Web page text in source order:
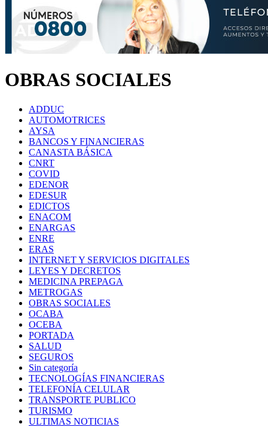
OBRAS SOCIALES
ADDUC
AUTOMOTRICES
AYSA
BANCOS Y FINANCIERAS
CANASTA BÁSICA
CNRT
COVID
EDENOR
EDESUR
EDICTOS
ENACOM
ENARGAS
ENRE
ERAS
INTERNET Y SERVICIOS DIGITALES
LEYES Y DECRETOS
MEDICINA PREPAGA
METROGAS
OBRAS SOCIALES
OCABA
OCEBA
PORTADA
SALUD
SEGUROS
Sin categoría
TECNOLOGÍAS FINANCIERAS
TELEFONÍA CELULAR
TRANSPORTE PUBLICO
TURISMO
ULTIMAS NOTICIAS